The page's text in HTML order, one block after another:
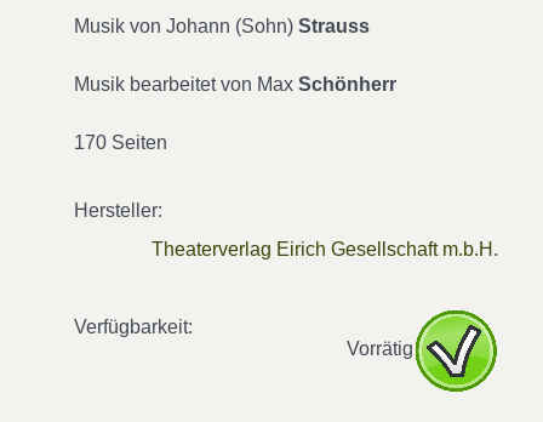
Musik von Johann (Sohn) Strauss
Musik bearbeitet von Max Schönherr
170 Seiten
Hersteller:
Theaterverlag Eirich Gesellschaft m.b.H.
Verfügbarkeit:
Vorrätig